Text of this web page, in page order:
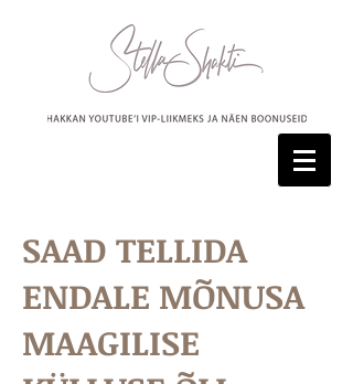
SAAD TELLIDA
ENDALE MÕNUSA
MAAGILISE